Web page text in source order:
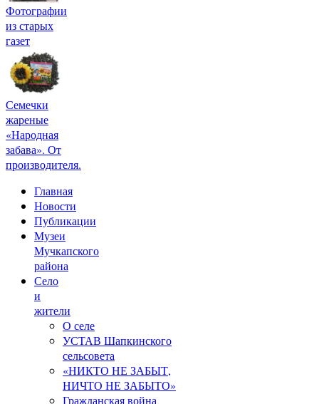
Фотографии
из старых
газет
Семечки
жареные
«Народная
забава». От
производителя.
Главная
Новости
Публикации
Музеи
Мучкапского
района
Село
и
жители
О селе
УСТАВ Шапкинского
сельсовета
«НИКТО НЕ ЗАБЫТ,
НИЧТО НЕ ЗАБЫТО»
Гражданская война